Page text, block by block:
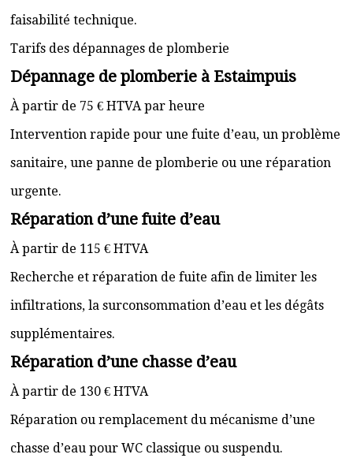
faisabilité technique.
Tarifs des dépannages de plomberie
Dépannage de plomberie à Estaimpuis
À partir de 75 € HTVA par heure
Intervention rapide pour une fuite d’eau, un problème
sanitaire, une panne de plomberie ou une réparation
urgente.
Réparation d’une fuite d’eau
À partir de 115 € HTVA
Recherche et réparation de fuite afin de limiter les
infiltrations, la surconsommation d’eau et les dégâts
supplémentaires.
Réparation d’une chasse d’eau
À partir de 130 € HTVA
Réparation ou remplacement du mécanisme d’une
chasse d’eau pour WC classique ou suspendu.